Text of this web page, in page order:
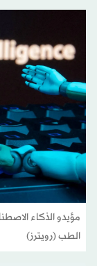
مؤيدو الذكاء
الطب (رويترز)